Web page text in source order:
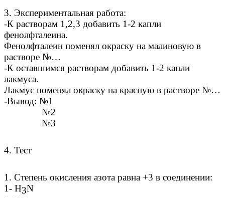
3. Экспериментальная работа:
-К растворам 1,2,3 добавить 1-2 капли
фенолфталеина.
Фенолфталеин поменял окраску на малиновую в
растворе №…
-К оставшимся растворам добавить 1-2 капли
лакмуса.
Лакмус поменял окраску на красную в растворе №…
-Вывод: №1
№2
№3
4. Тест
1. Степень окисления азота равна +3 в соединении:
1- H3N